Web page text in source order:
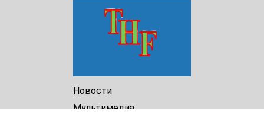
Новости
Мультимедиа